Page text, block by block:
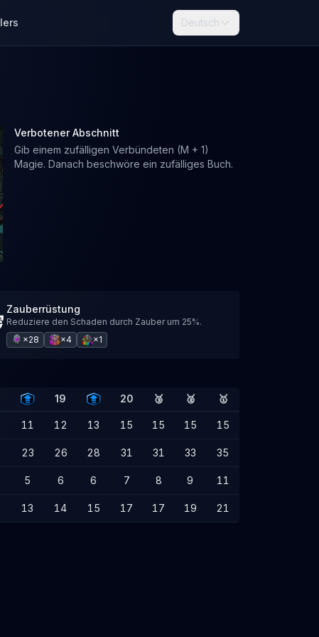
Deutsch
Verbotener Abschnitt
Gib einem zufälligen Verbündeten (M + 1)
Magie. Danach beschwöre ein zufälliges Buch.
Zauberrüstung
Reduziere den Schaden durch Zauber um 25%.
×28
×4 ×1
19 20 🥉 🥈 🥇
11 12 13 15 15 15 15
23 26 28 31 31 33 35
5 6 6 7 8 9 11
13 14 15 17 17 19 21